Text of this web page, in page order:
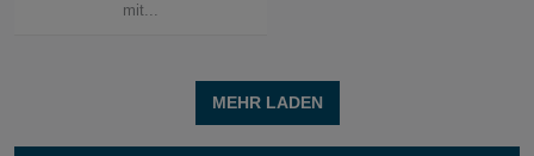
mit...
MEHR LADEN